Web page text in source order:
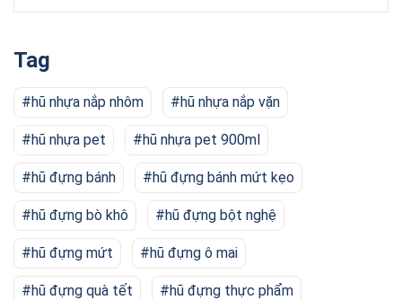
Tag
hũ nhựa nắp nhôm hũ nhựa nắp vặn
hũ nhựa pet hũ nhựa pet 900ml
hũ đựng bánh hũ đựng bánh mứt kẹo
hũ đựng bò khô hũ đựng bột nghệ
hũ đựng mứt hũ đựng ô mai
hũ đựng quà tết hũ đựng thực phẩm